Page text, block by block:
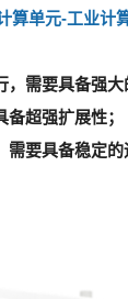
单元-工业计
需要具备强大
超强扩展性；
要具备稳定的